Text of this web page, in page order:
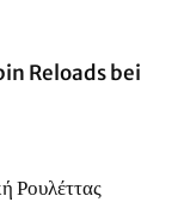
Reloads bei